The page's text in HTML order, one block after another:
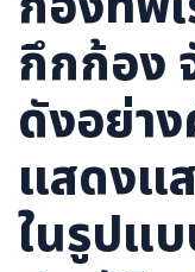
กึกก้อง
ดังอย่า
แสดงแ
ในรูปแ